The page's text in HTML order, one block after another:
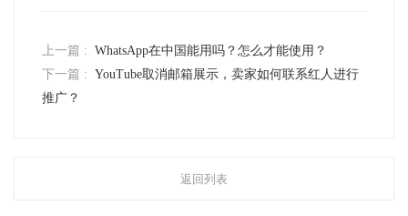
上一篇 : WhatsApp在中国能用吗？怎么才能使用？
下一篇 : YouTube取消邮箱展示，卖家如何联系红人进行
推广？
返回列表